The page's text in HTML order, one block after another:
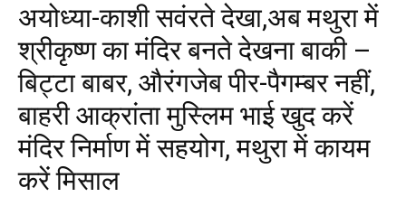
अयोध्या-काशी सवंरते देखा,अब मथुरा में
श्रीकृष्ण का मंदिर बनते देखना बाकी –
बिट्टा बाबर, औरंगजेब पीर-पैगम्बर नहीं,
बाहरी आक्रांता मुस्लिम भाई खुद करें
मंदिर निर्माण में सहयोग, मथुरा में कायम
करें मिसाल